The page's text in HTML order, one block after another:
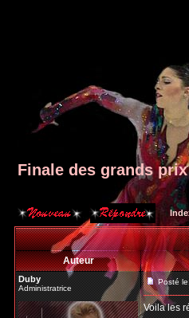
Finale des grands prix
Auteur
Duby
Administratrice
Posté
Voila les